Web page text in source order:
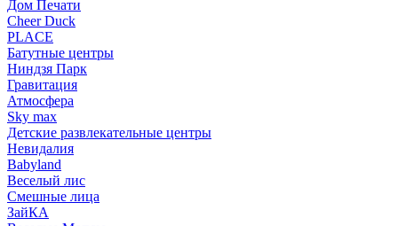
Дом Печати
Cheer Duck
PLACE
Батутные центры
Ниндзя Парк
Гравитация
Атмосфера
Sky max
Детские развлекательные центры
Невидалия
Babyland
Веселый лис
Смешные лица
ЗайКА